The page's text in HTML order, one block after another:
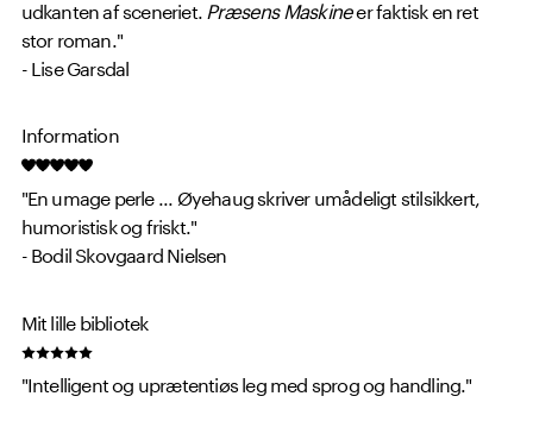
udkanten af sceneriet. Præsens Maskineer faktisk en ret
stor roman."
- Lise Garsdal
Information
"En umage perle ... Øyehaug skriver umådeligt stilsikkert,
humoristisk og friskt."
- Bodil Skovgaard Nielsen
Mit lille bibliotek
"Intelligent og uprætentiøs leg med sprog og handling."